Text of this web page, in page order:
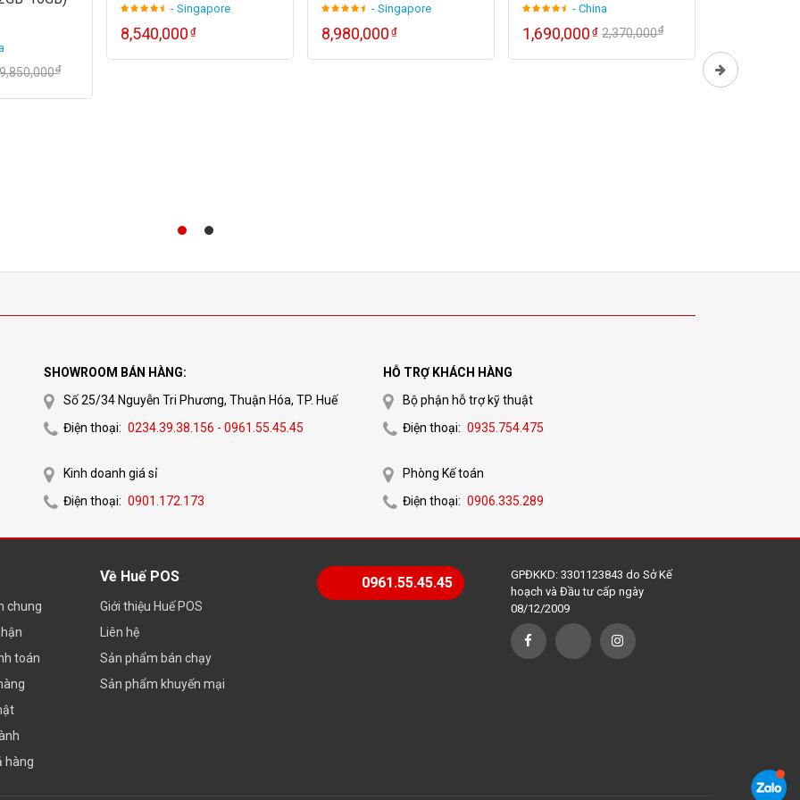
9,850,000₫
- Singapore
8,540,000₫
- Singapore
8,980,000₫
- China
1,690,000₫ 2,370,000₫
SHOWROOM BÁN HÀNG:
Số 25/34 Nguyễn Tri Phương, Thuận Hóa, TP. Huế
Điện thoại: 0234.39.38.156 - 0961.55.45.45
Kinh doanh giá sỉ
Điện thoại: 0901.172.173
HỖ TRỢ KHÁCH HÀNG
Bộ phận hỗ trợ kỹ thuật
Điện thoại: 0935.754.475
Phòng Kế toán
Điện thoại: 0906.335.289
chung
toán
hàng
Về Huế POS
Giới thiệu Huế POS
Liên hệ
Sản phẩm bán chạy
Sản phẩm khuyến mại
0961.55.45.45
GPĐKKD: 3301123843 do Sở Kế
hoạch và Đầu tư cấp ngày
08/12/2009